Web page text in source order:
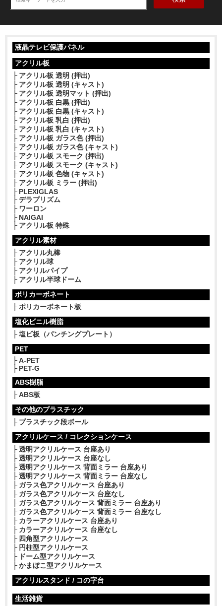
液晶テレビ保護パネル
アクリル板
アクリル板 透明 (押出)
アクリル板 透明 (キャスト)
アクリル板 透明マット (押出)
アクリル板 白黒 (押出)
アクリル板 白黒 (キャスト)
アクリル板 乳白 (押出)
アクリル板 乳白 (キャスト)
アクリル板 ガラス色 (押出)
アクリル板 ガラス色 (キャスト)
アクリル板 スモーク (押出)
アクリル板 スモーク (キャスト)
アクリル板 色物 (キャスト)
アクリル板 ミラー (押出)
PLEXIGLAS
デラプリズム
ワーロン
NAIGAI
アクリル板 特殊
アクリル素材
アクリル丸棒
アクリル球
アクリルパイプ
アクリル半球ドーム
ポリカーボネート
ポリカーボネート板
塩化ビニル樹脂
塩ビ板（パンチングプレート）
PET
A-PET
PET-G
ABS樹脂
ABS板
その他のプラスチック
プラスチック段ボール
アクリルケース / コレクションケース
透明アクリルケース 台座あり
透明アクリルケース 台座なし
透明アクリルケース 背面ミラー 台座あり
透明アクリルケース 背面ミラー 台座なし
ガラス色アクリルケース 台座あり
ガラス色アクリルケース 台座なし
ガラス色アクリルケース 背面ミラー 台座あり
ガラス色アクリルケース 背面ミラー 台座なし
カラーアクリルケース 台座あり
カラーアクリルケース 台座なし
四角型アクリルケース
円柱型アクリルケース
ドーム型アクリルケース
かまぼこ型アクリルケース
アクリルスタンド / コの字台
生活雑貨